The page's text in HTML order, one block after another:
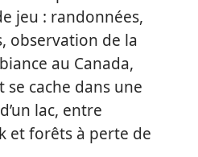
jeu : randonnées,
observation de la
au Canada,
se cache dans une
lac, entre
et forêts à perte de